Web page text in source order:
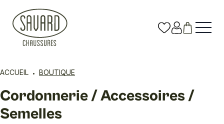
ACCUEIL BOUTIQUE
Cordonnerie / Accessoires /
Semelles